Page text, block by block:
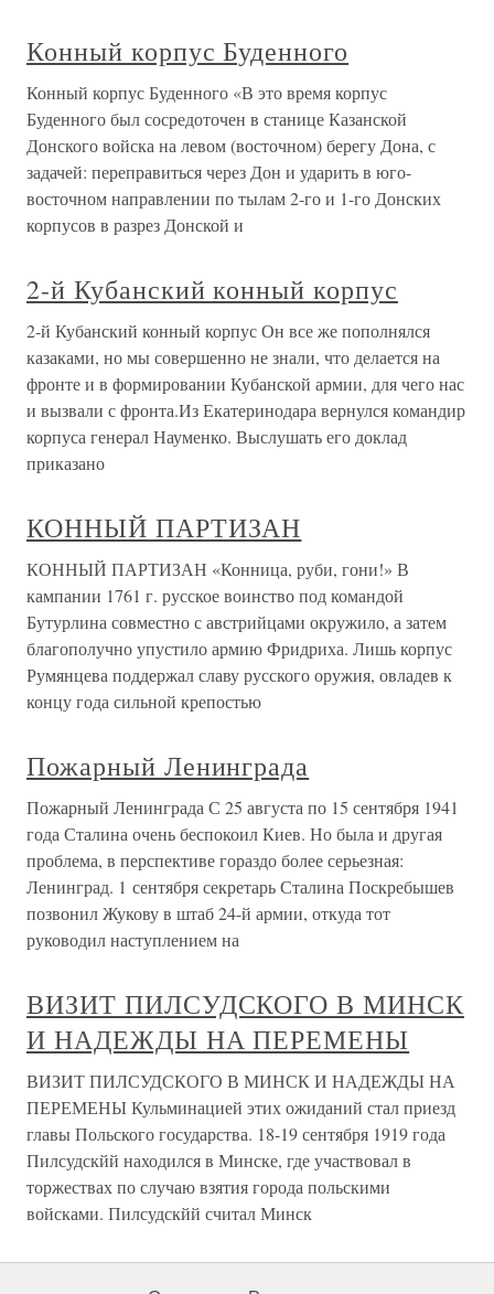
Конный корпус Буденного
Конный корпус Буденного «В это время корпус
Буденного был сосредоточен в станице Казанской
Донского войска на левом (восточном) берегу Дона, с
задачей: переправиться через Дон и ударить в юго-
восточном направлении по тылам 2-го и 1-го Донских
корпусов в разрез Донской и
2-й Кубанский конный корпус
2-й Кубанский конный корпус Он все же пополнялся
казаками, но мы совершенно не знали, что делается на
фронте и в формировании Кубанской армии, для чего нас
и вызвали с фронта.Из Екатеринодара вернулся командир
корпуса генерал Науменко. Выслушать его доклад
приказано
КОННЫЙ ПАРТИЗАН
КОННЫЙ ПАРТИЗАН «Конница, руби, гони!» В
кампании 1761 г. русское воинство под командой
Бутурлина совместно с австрийцами окружило, а затем
благополучно упустило армию Фридриха. Лишь корпус
Румянцева поддержал славу русского оружия, овладев к
концу года сильной крепостью
Пожарный Ленинграда
Пожарный Ленинграда С 25 августа по 15 сентября 1941
года Сталина очень беспокоил Киев. Но была и другая
проблема, в перспективе гораздо более серьезная:
Ленинград. 1 сентября секретарь Сталина Поскребышев
позвонил Жукову в штаб 24-й армии, откуда тот
руководил наступлением на
ВИЗИТ ПИЛСУДСКОГО В МИНСК
И НАДЕЖДЫ НА ПЕРЕМЕНЫ
ВИЗИТ ПИЛСУДСКОГО В МИНСК И НАДЕЖДЫ НА
ПЕРЕМЕНЫ Кульминацией этих ожиданий стал приезд
главы Польского государства. 18-19 сентября 1919 года
Пилсудскйй находился в Минске, где участвовал в
торжествах по случаю взятия города польскими
войсками. Пилсудскйй считал Минск